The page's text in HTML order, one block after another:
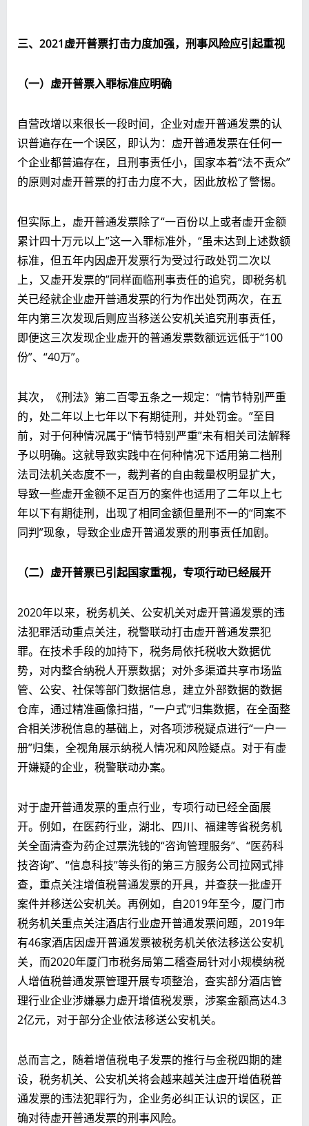
三、2021虚开普票打击力度加强，刑事风险应引起重视
（一）虚开普票入罪标准应明确
自营改增以来很长一段时间，企业对虚开普通发票的认
识普遍存在一个误区，即认为：虚开普通发票在任何一
个企业都普遍存在，且刑事责任小，国家本着“法不责众”
的原则对虚开普票的打击力度不大，因此放松了警惕。
但实际上，虚开普通发票除了“一百份以上或者虚开金额
累计四十万元以上”这一入罪标准外，“虽未达到上述数额
标准，但五年内因虚开发票行为受过行政处罚二次以
上，又虚开发票的”同样面临刑事责任的追究，即税务机
关已经就企业虚开普通发票的行为作出处罚两次，在五
年内第三次发现后则应当移送公安机关追究刑事责任，
即便这三次发现企业虚开的普通发票数额远远低于“100
份”、“40万”。
其次，《刑法》第二百零五条之一规定：“情节特别严重
的，处二年以上七年以下有期徒刑，并处罚金。”至目
前，对于何种情况属于“情节特别严重”未有相关司法解释
予以明确。这就导致实践中在何种情况下适用第二档刑
法司法机关态度不一，裁判者的自由裁量权明显扩大，
导致一些虚开金额不足百万的案件也适用了二年以上七
年以下有期徒刑，出现了相同金额但量刑不一的“同案不
同判”现象，导致企业虚开普通发票的刑事责任加剧。
（二）虚开普票已引起国家重视，专项行动已经展开
2020年以来，税务机关、公安机关对虚开普通发票的违
法犯罪活动重点关注，税警联动打击虚开普通发票犯
罪。在技术手段的加持下，税务局依托税收大数据优
势，对内整合纳税人开票数据；对外多渠道共享市场监
管、公安、社保等部门数据信息，建立外部数据的数据
仓库，通过精准画像扫描，“一户式”归集数据，在全面整
合相关涉税信息的基础上，对各项涉税疑点进行“一户一
册”归集，全视角展示纳税人情况和风险疑点。对于有虚
开嫌疑的企业，税警联动办案。
对于虚开普通发票的重点行业，专项行动已经全面展
开。例如，在医药行业，湖北、四川、福建等省税务机
关全面清查为药企过票洗钱的“咨询管理服务”、“医药科
技咨询”、“信息科技”等头衔的第三方服务公司拉网式排
查，重点关注增值税普通发票的开具，并查获一批虚开
案件并移送公安机关。再例如，自2019年至今，厦门市
税务机关重点关注酒店行业虚开普通发票问题，2019年
有46家酒店因虚开普通发票被税务机关依法移送公安机
关，而2020年厦门市税务局第二稽查局针对小规模纳税
人增值税普通发票管理开展专项整治，查实部分酒店管
理行业企业涉嫌暴力虚开增值税发票，涉案金额高达4.3
2亿元，对于部分企业依法移送公安机关。
总而言之，随着增值税电子发票的推行与金税四期的建
设，税务机关、公安机关将会越来越关注虚开增值税普
通发票的违法犯罪行为，企业务必纠正认识的误区，正
确对待虚开普通发票的刑事风险。